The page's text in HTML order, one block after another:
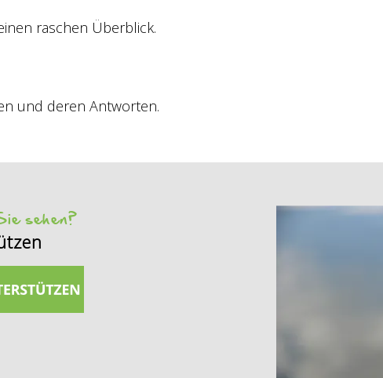
raschen Überblick.
und deren Antworten.
sehen?